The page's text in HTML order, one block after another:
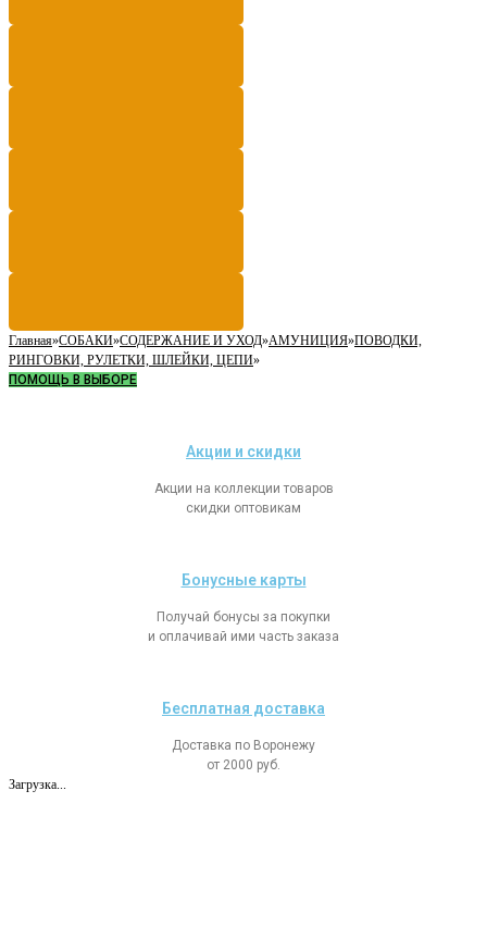
Главная»СОБАКИ»СОДЕРЖАНИЕ И УХОД»АМУНИЦИЯ»ПОВОДКИ,
РИНГОВКИ, РУЛЕТКИ, ШЛЕЙКИ, ЦЕПИ»
ПОМОЩЬ В ВЫБОРЕ
Акции и скидки
Акции на коллекции товаров
скидки оптовикам
Бонусные карты
Получай бонусы за покупки
и оплачивай ими часть заказа
Бесплатная доставка
Доставка по Воронежу
от 2000 руб.
Загрузка...